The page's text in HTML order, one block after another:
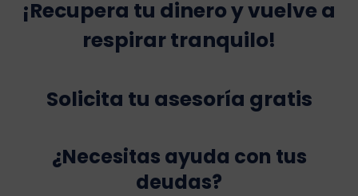
¡Recupera tu dinero y vuelve a
respirar tranquilo!
Solicita tu asesoría gratis
¿Necesitas ayuda con tus
deudas?